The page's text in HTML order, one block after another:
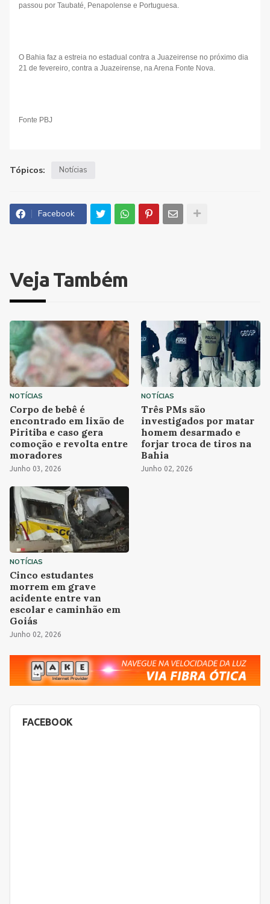
passou por Taubaté, Penapolense e Portuguesa.
O Bahia faz a estreia no estadual contra a Juazeirense no próximo dia
21 de fevereiro, contra a Juazeirense, na Arena Fonte Nova.
Fonte PBJ
Tópicos: Notícias
Facebook
Veja Também
NOTÍCIAS
Corpo de bebê é
encontrado em lixão de
Piritiba e caso gera
comoção e revolta entre
moradores
Junho 03, 2026
NOTÍCIAS
Três PMs são
investigados por matar
homem desarmado e
forjar troca de tiros na
Bahia
Junho 02, 2026
NOTÍCIAS
Cinco estudantes
morrem em grave
acidente entre van
escolar e caminhão em
Goiás
Junho 02, 2026
FACEBOOK